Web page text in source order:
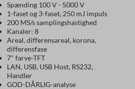
Spænding 100 V - 5000 V
1-faset og 3-faset, 250 mJ impuls
200 MS/s samplingshastighed
Kanaler: 8
Areal, differensareal, korona,
differensfase
7" farve-TFT
LAN, USB, USB Host, RS232,
Handler
GOD-DÅRLIG-analyse